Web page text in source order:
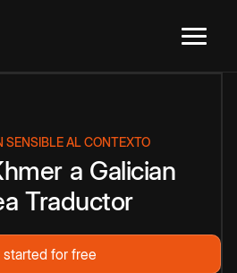
SENSIBLE AL CONTEXTO
a Galician
Traductor
started for free